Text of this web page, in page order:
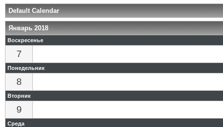
Default Calendar
Январь 2018
Воскресенье
7
Понедельник
8
Вторник
9
Среда